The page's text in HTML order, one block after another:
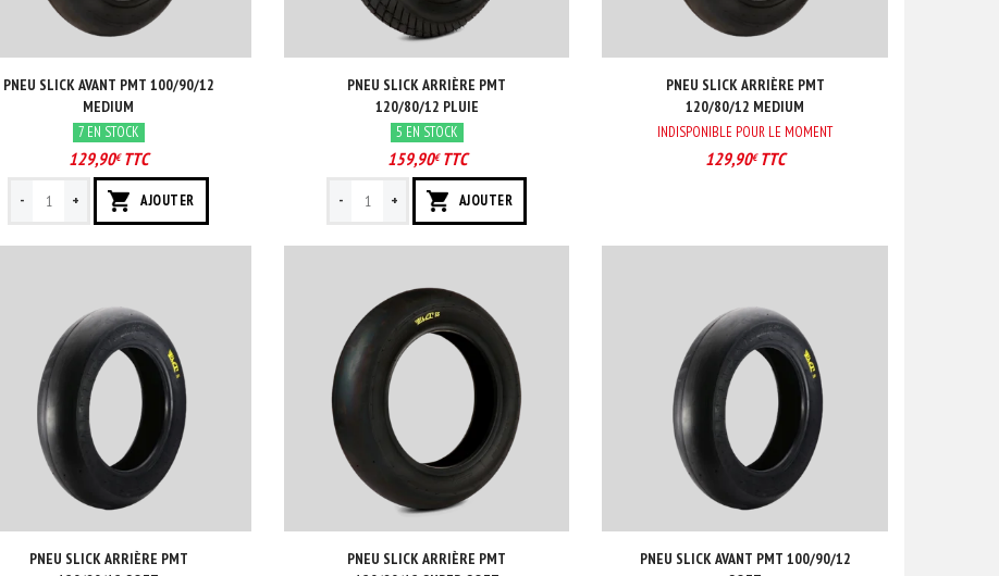
PNEU SLICK AVANT PMT 100/90/12
MEDIUM
7 EN STOCK
129,90€TTC
- + AJOUTER
PNEU SLICK ARRIÈRE PMT
120/80/12 PLUIE
5 EN STOCK
159,90€TTC
- + AJOUTER
PNEU SLICK ARRIÈRE PMT
120/80/12 MEDIUM
INDISPONIBLE POUR LE MOMENT
129,90€TTC
PNEU SLICK ARRIÈRE PMT
PNEU SLICK ARRIÈRE PMT
PNEU SLICK AVANT PMT 100/90/12